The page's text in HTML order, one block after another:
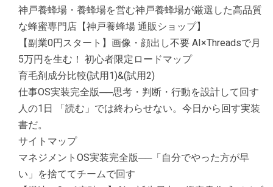
神戸養蜂場・養蜂場を営む神戸養蜂場が厳選した高品質
な蜂蜜専門店【神戸養蜂場 通販ショップ】
【副業0円スタート】画像・顔出し不要 AI×Threadsで月
5万円を生む！ 初心者限定ロードマップ
育毛剤成分比較(試用1)&(試用2)
仕事OS実装完全版──思考・判断・行動を設計して回す
人の1日 「読む」では終わらせない。今日から回す実装
書だ。
サイトマップ
マネジメントOS実装完全版──「自分でやった方が早
い」を捨ててチームで回す